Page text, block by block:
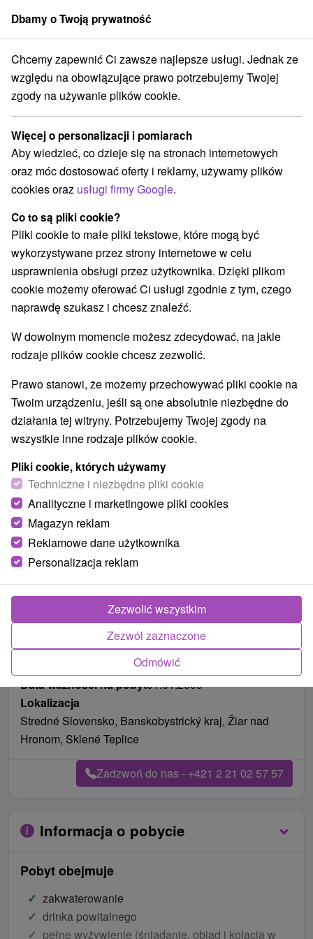
członek grupySorger
Pobyt wellness Uzdrowisko z nutą wina: Relaks, który ma iskrę
Pobyt wellness Uzdrowisko z nutą
wina: Relaks, który ma iskrę
Oferta wygasła! Wybierz poniżej z aktualnych ofert.
Uzdrowisko Szklane Teplice Sklené Teplice
Przejdź do lokalizacji
8,3 doskonały·401 recenzji
+4
pełne wyżywienie
Data ważności na pobyt01.01.2000
Lokalizacja
Stredné Slovensko, Banskobystrický kraj, Žiar nad
Hronom, Sklené Teplice
Zadzwoń do nas - +421 2 21 02 57 57
Informacja o pobycie
Pobyt obejmuje
zakwaterowanie
drinka powitalnego
pełne wyżywienie (śniadanie, obiad i kolacja w
Dbamy o Twoją prywatność
Chcemy zapewnić Ci zawsze najlepsze usługi. Jednak ze
względu na obowiązujące prawo potrzebujemy Twojej
zgody na używanie plików cookie.
Więcej o personalizacji i pomiarach
Aby wiedzieć, co dzieje się na stronach internetowych
oraz móc dostosować oferty i reklamy, używamy plików
cookies oraz usługi firmy Google.
Co to są pliki cookie?
Pliki cookie to małe pliki tekstowe, które mogą być
wykorzystywane przez strony internetowe w celu
usprawnienia obsługi przez użytkownika. Dzięki plikom
cookie możemy oferować Ci usługi zgodnie z tym, czego
naprawdę szukasz i chcesz znaleźć.
W dowolnym momencie możesz zdecydować, na jakie
rodzaje plików cookie chcesz zezwolić.
Prawo stanowi, że możemy przechowywać pliki cookie na
Twoim urządzeniu, jeśli są one absolutnie niezbędne do
działania tej witryny. Potrzebujemy Twojej zgody na
wszystkie inne rodzaje plików cookie.
Pliki cookie, których używamy
Techniczne i niezbędne pliki cookie
Analityczne i marketingowe pliki cookies
Magazyn reklam
Reklamowe dane użytkownika
Personalizacja reklam
Odmówić
Zezwól zaznaczone
Zezwolić wszystkim